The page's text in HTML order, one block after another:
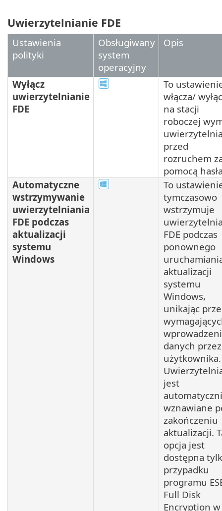
Uwierzytelnianie FDE
Ustawienia
polityki
Obsługiwany
system
operacyjny
Opis
Wyłącz
uwierzytelnianie
FDE
To
włącza/
na stacji
roboczej
przed
rozruchem
pomocą
Automatyczne
wstrzymywanie
uwierzytelniania
FDE podczas
aktualizacji
systemu
Windows
To
tymczasowo
wstrzymuje
FDE podczas
ponownego
aktualizacji
systemu
Windows,
unikając
danych przez
użytkownika.
jest
wznawiane
zakończeniu
aktualizacji.
opcja jest
dostępna
przypadku
programu
Full Disk
Encryption w